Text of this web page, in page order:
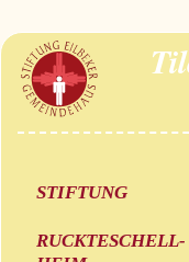
STIFTUNG
RUCKTESCHELL-